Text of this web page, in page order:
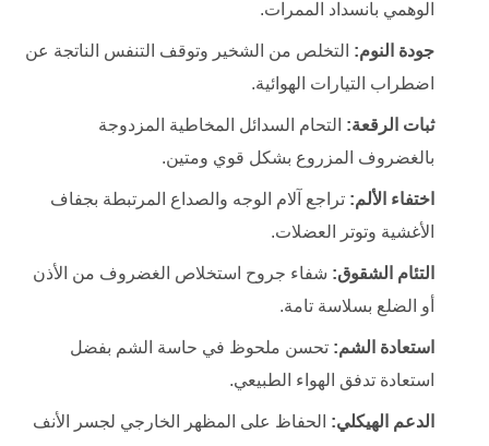
الوهمي بانسداد الممرات.
جودة النوم: التخلص من الشخير وتوقف التنفس الناتجة عن
اضطراب التيارات الهوائية.
ثبات الرقعة: التحام السدائل المخاطية المزدوجة
بالغضروف المزروع بشكل قوي ومتين.
اختفاء الألم: تراجع آلام الوجه والصداع المرتبطة بجفاف
الأغشية وتوتر العضلات.
التئام الشقوق: شفاء جروح استخلاص الغضروف من الأذن
أو الضلع بسلاسة تامة.
استعادة الشم: تحسن ملحوظ في حاسة الشم بفضل
استعادة تدفق الهواء الطبيعي.
الدعم الهيكلي: الحفاظ على المظهر الخارجي لجسر الأنف